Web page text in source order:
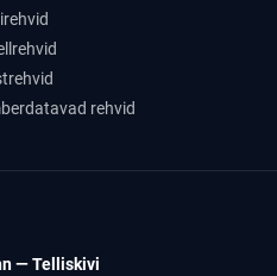
rehvid
— Telliskivi